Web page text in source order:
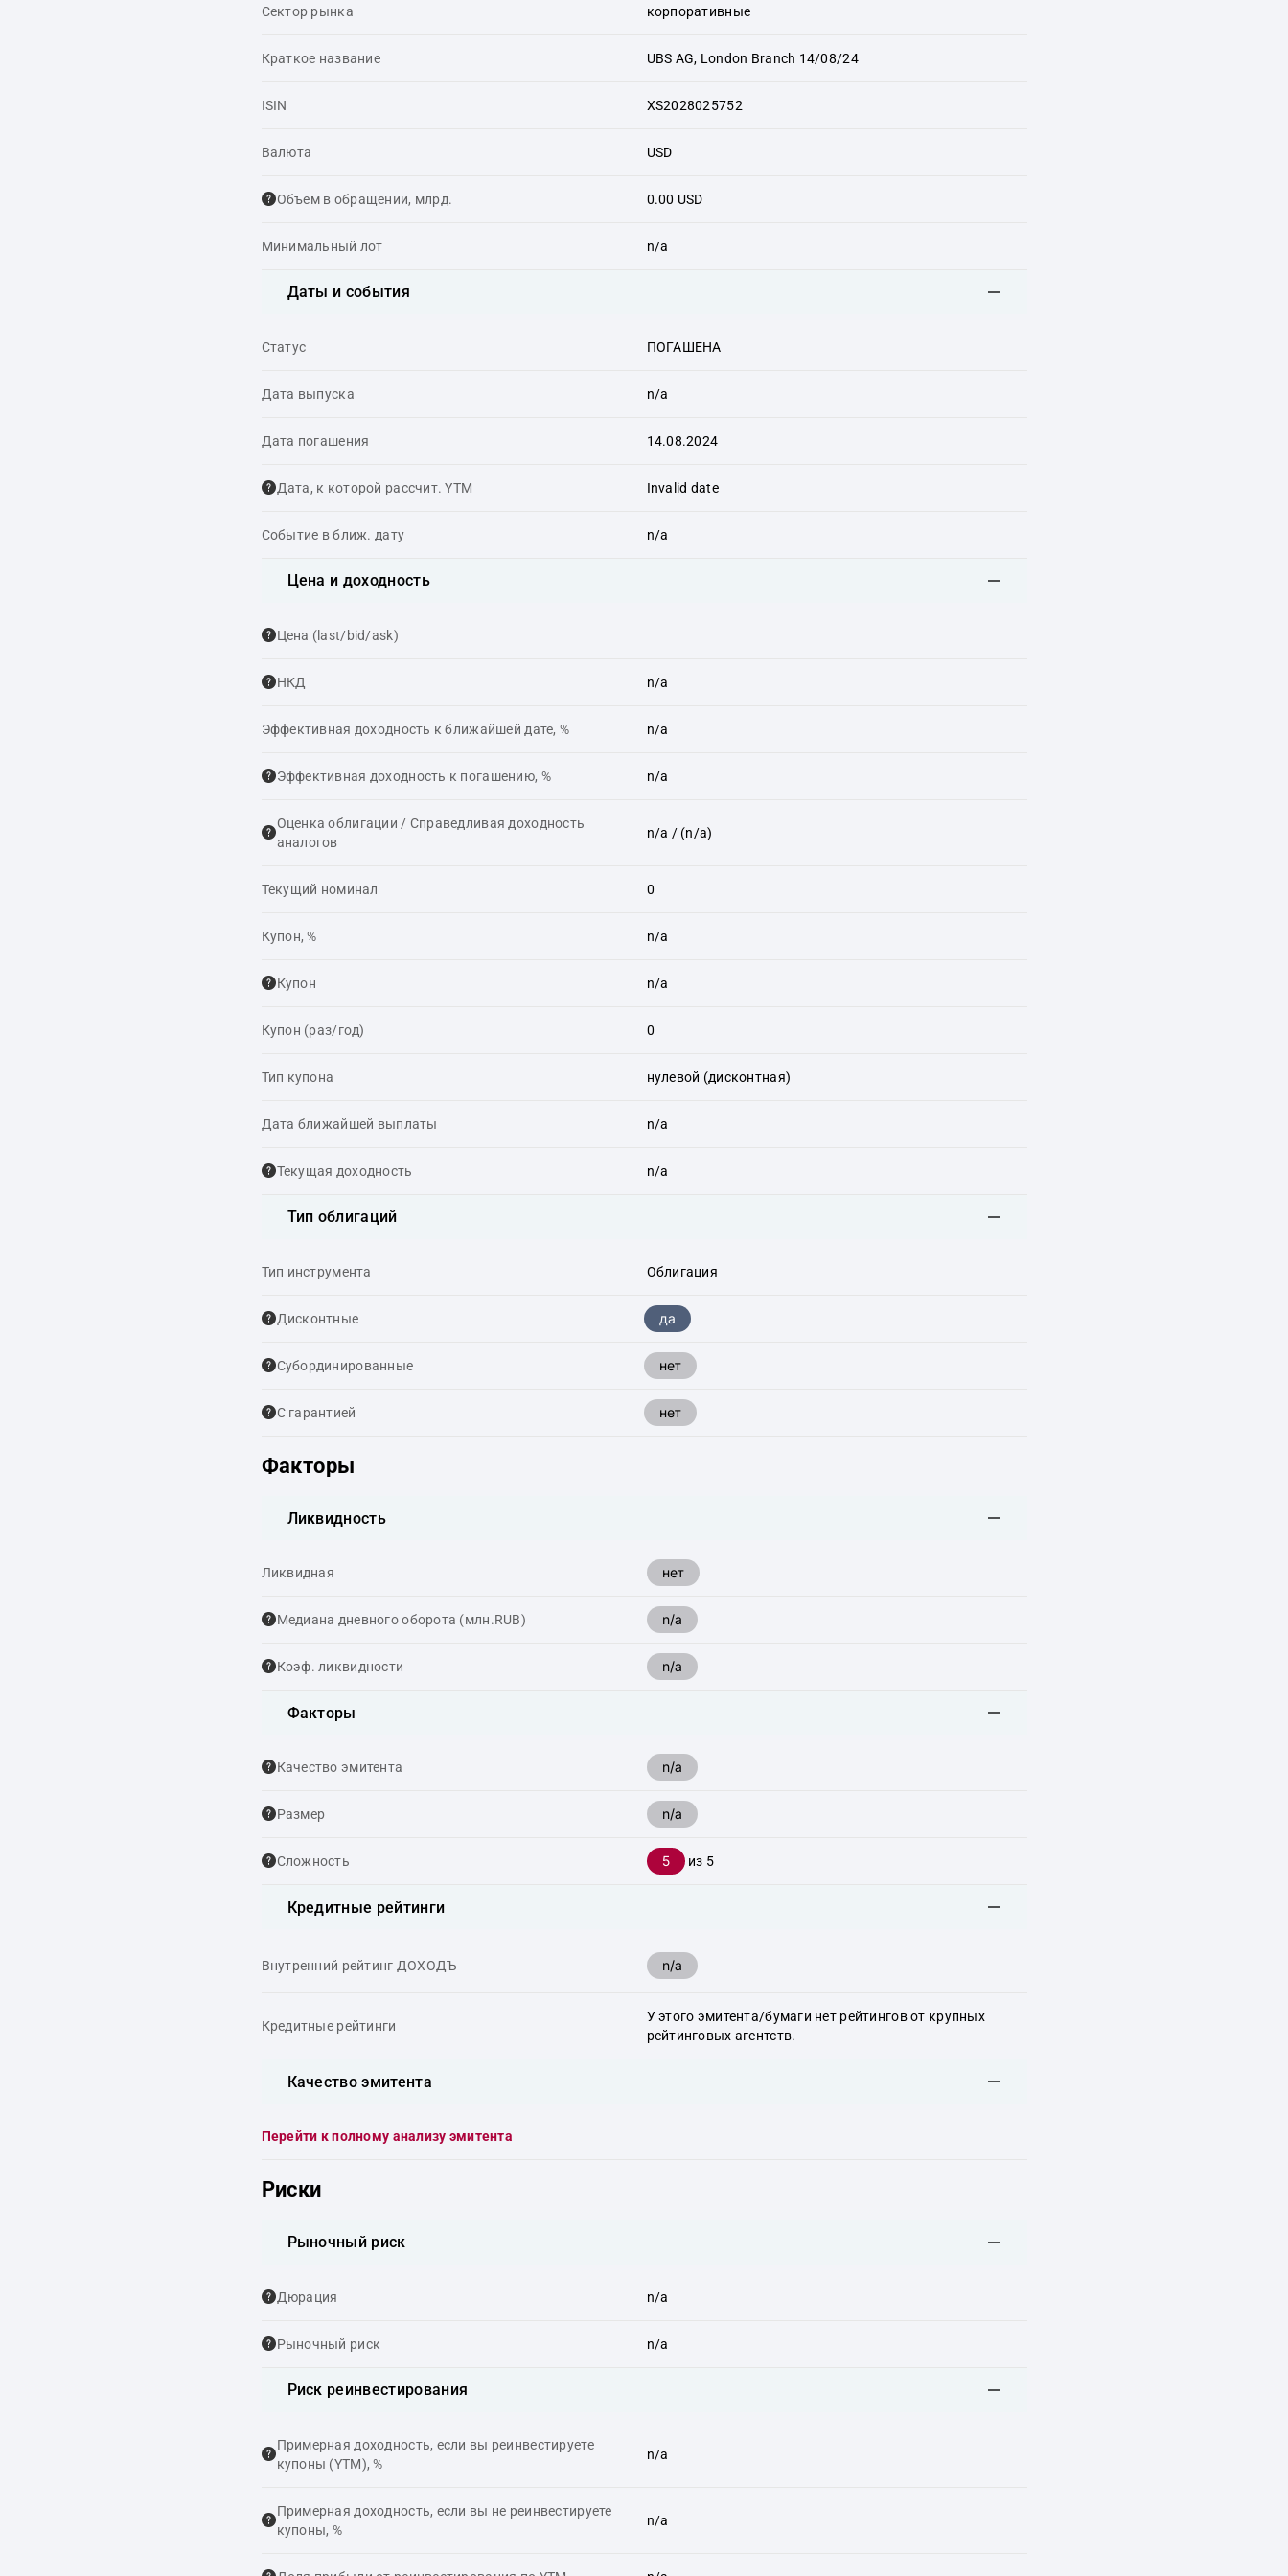
Сектор рынка корпоративные
Краткое название UBS AG, London Branch 14/08/24
ISIN XS2028025752
Валюта USD
Объем в обращении, млрд. 0.00 USD
Минимальный лот n/a
Даты и события
Статус ПОГАШЕНА
Дата выпуска n/a
Дата погашения 14.08.2024
Дата, к которой рассчит. YTM Invalid date
Событие в ближ. дату n/a
Цена и доходность
Цена (last/bid/ask)
НКД n/a
Эффективная доходность к ближайшей дате, % n/a
Эффективная доходность к погашению, % n/a
Оценка облигации / Справедливая доходность
аналогов
n/a / (n/a)
Текущий номинал 0
Купон, % n/a
Купон n/a
Купон (раз/год) 0
Тип купона нулевой (дисконтная)
Дата ближайшей выплаты n/a
Текущая доходность n/a
Тип облигаций
Тип инструмента Облигация
Дисконтные да
Cубординированные нет
С гарантией нет
Факторы
Ликвидность
Ликвидная нет
Медиана дневного оборота (млн.RUB) n/a
Коэф. ликвидности n/a
Факторы
Качество эмитента n/a
Размер n/a
Сложность 5 из 5
Кредитные рейтинги
Внутренний рейтинг ДОХОДЪ n/a
Кредитные рейтинги
У этого эмитента/бумаги нет рейтингов от крупных
рейтинговых агентств.
Качество эмитента
Перейти к полному анализу эмитента
Риски
Рыночный риск
Дюрация n/a
Рыночный риск n/a
Риск реинвестирования
Примерная доходность, если вы реинвестируете
купоны (YTM), %
n/a
Примерная доходность, если вы не реинвестируете
купоны, %
n/a